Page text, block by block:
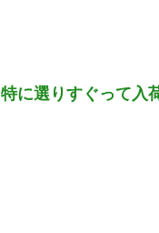
特に選りすぐって入